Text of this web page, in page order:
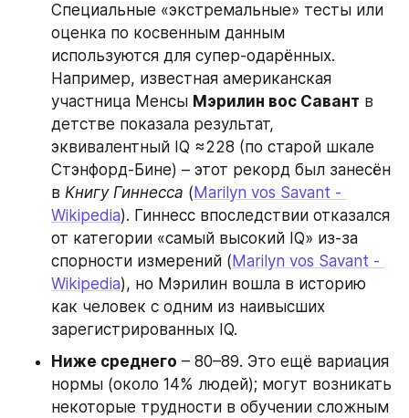
Специальные «экстремальные» тесты или
оценка по косвенным данным
используются для супер-одарённых.
Например, известная американская
участница Менсы Мэрилин вос Савант в
детстве показала результат,
эквивалентный IQ ≈228 (по старой шкале
Стэнфорд-Бине) – этот рекорд был занесён
в Книгу Гиннесса ( Marilyn vos Savant -
Wikipedia). Гиннесс впоследствии отказался
от категории «самый высокий IQ» из-за
спорности измерений ( Marilyn vos Savant -
Wikipedia), но Мэрилин вошла в историю
как человек с одним из наивысших
зарегистрированных IQ.
Ниже среднего – 80–89. Это ещё вариация
нормы (около 14% людей); могут возникать
некоторые трудности в обучении сложным